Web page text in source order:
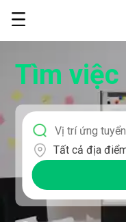
Tìm việc
Tất cả địa